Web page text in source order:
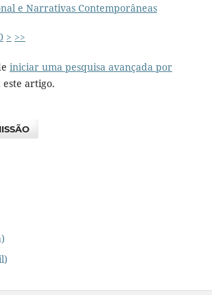
e Narrativas Contemporâneas
> >>
iniciar uma pesquisa avançada por
este artigo.